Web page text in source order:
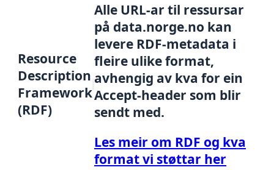
Resource
Description
Framework
(RDF)
Alle URL-ar til ressursar
på data.norge.no kan
levere RDF-metadata i
fleire ulike format,
avhengig av kva for ein
Accept-header som blir
sendt med.
Les meir om RDF og kva
format vi støttar her